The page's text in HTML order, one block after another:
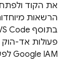
את הקוד
הרשאות
פעולות אד-
Google IAM לפעולות אדמיניסטרטיביות.